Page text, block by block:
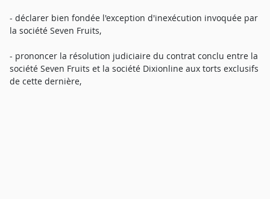
- déclarer bien fondée l'exception d'inexécution invoquée par
la société Seven Fruits,
- prononcer la résolution judiciaire du contrat conclu entre la
société Seven Fruits et la société Dixionline aux torts exclusifs
de cette dernière,